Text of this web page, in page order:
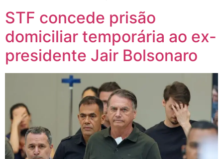
STF concede prisão
domiciliar temporária ao ex-
presidente Jair Bolsonaro